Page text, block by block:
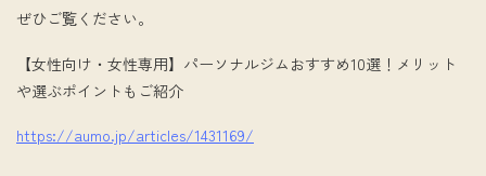
ぜひご覧ください。
【女性向け・女性専用】パーソナルジムおすすめ10選！メリット
や選ぶポイントもご紹介
https://aumo.jp/articles/1431169/